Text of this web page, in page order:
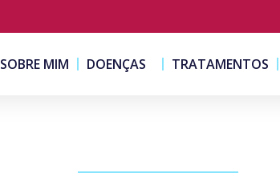
SOBRE MIM DOENÇAS TRATAMENTOS